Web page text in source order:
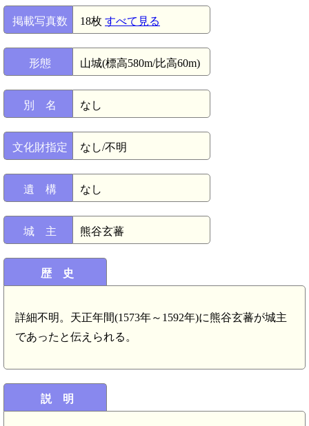
掲載写真数 18枚 すべて見る
形態 山城(標高580m/比高60m)
別 名 なし
文化財指定 なし/不明
遺 構 なし
城 主 熊谷玄蕃
歴 史
詳細不明。天正年間(1573年～1592年)に熊谷玄蕃が城主
であったと伝えられる。
説 明